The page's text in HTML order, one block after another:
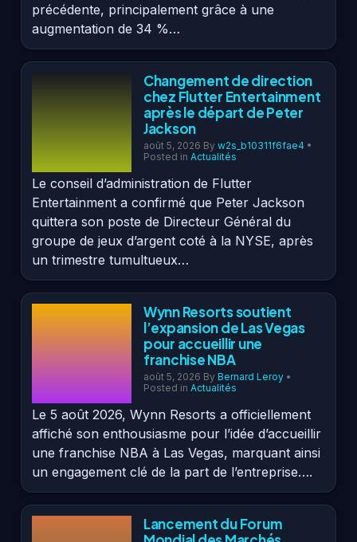
précédente, principalement grâce à une
augmentation de 34 %…
Changement de direction
chez Flutter Entertainment
après le départ de Peter
Jackson
août 5, 2026 By w2s_b10311f6fae4 •
Posted in Actualités
Le conseil d’administration de Flutter
Entertainment a confirmé que Peter Jackson
quittera son poste de Directeur Général du
groupe de jeux d’argent coté à la NYSE, après
un trimestre tumultueux…
Wynn Resorts soutient
l’expansion de Las Vegas
pour accueillir une
franchise NBA
août 5, 2026 By Bernard Leroy •
Posted in Actualités
Le 5 août 2026, Wynn Resorts a officiellement
affiché son enthousiasme pour l’idée d’accueillir
une franchise NBA à Las Vegas, marquant ainsi
un engagement clé de la part de l’entreprise….
Lancement du Forum